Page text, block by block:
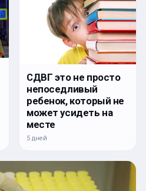
СДВГ это не просто
непоседливый
ребенок, который не
может усидеть на
месте
5 дней